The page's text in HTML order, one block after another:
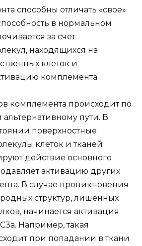
способны отличать «свое»
в нормальном
за счет
находящихся на
клеток и
комплемента.
комплемента происходит по
пути. В
поверхностные
клеток и тканей
действие основного
активацию других
В случае проникновения
структур, лишенных
начинается активация
Например, такая
при попадании в ткани